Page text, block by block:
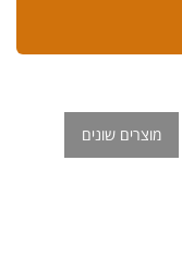
מוצרים שונים